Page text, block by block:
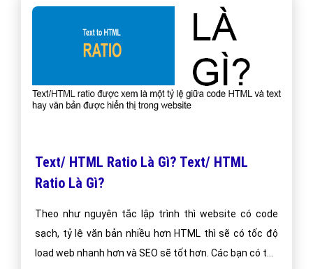
Text/ HTML Ratio Là Gì? Text/ HTML
Ratio Là Gì?
Theo như nguyên tắc lập trình thì website có code
sạch, tỷ lệ văn bản nhiều hơn HTML thì sẽ có tốc độ
load web nhanh hơn và SEO sẽ tốt hơn. Các bạn có thể